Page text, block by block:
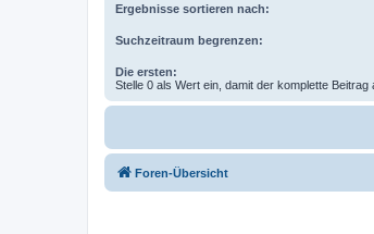
Ergebnisse sortieren nach:
Suchzeitraum begrenzen:
Die ersten:
Stelle 0 als Wert ein, damit der komplette Beitrag
Foren-Übersicht